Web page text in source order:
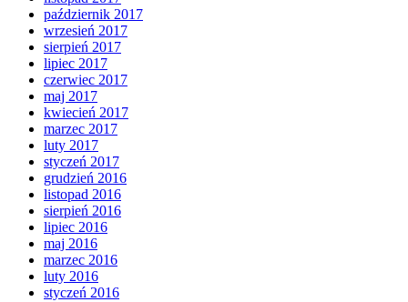
październik 2017
wrzesień 2017
sierpień 2017
lipiec 2017
czerwiec 2017
maj 2017
kwiecień 2017
marzec 2017
luty 2017
styczeń 2017
grudzień 2016
listopad 2016
sierpień 2016
lipiec 2016
maj 2016
marzec 2016
luty 2016
styczeń 2016